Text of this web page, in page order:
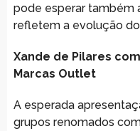
pode esperar também
refletem a evolução
Xande de Pilares
Marcas Outlet
A esperada
grupos renomados